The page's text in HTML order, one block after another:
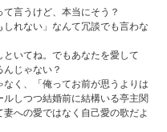
言うけど、本当にそう？
れない」なんて冗談でも言わな
いてね。でもあなたを愛して
じゃない？
く、「俺ってお前が思うよりは
しつつ結婚前に結構いる亭主関
への愛ではなく自己愛の歌だよ